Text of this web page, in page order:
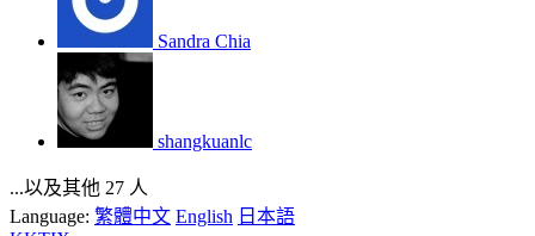
Sandra Chia
shangkuanlc
...以及其他 27 人
Language: 繁體中文 English 日本語